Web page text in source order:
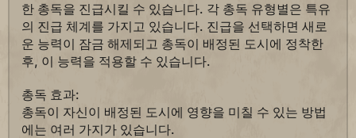
한 총독을 진급시킬 수 있습니다. 각 총독 유형별은 특유
의 진급 체계를 가지고 있습니다. 진급을 선택하면 새로
운 능력이 잠금 해제되고 총독이 배정된 도시에 정착한
후, 이 능력을 적용할 수 있습니다.
총독 효과:
총독이 자신이 배정된 도시에 영향을 미칠 수 있는 방법
에는 여러 가지가 있습니다.